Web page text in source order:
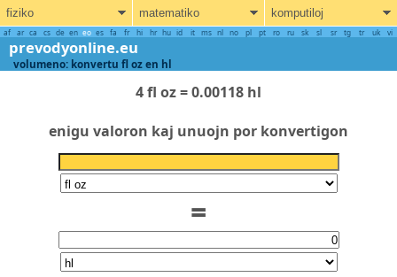
fiziko matematiko komputiloj
af ar ca cs de en eo es fa fr hi hr hu id it ms nl no pl pt ro ru sk sl sr tg tr uk vi
prevodyonline.eu
volumeno: konvertu fl oz en hl
4 fl oz = 0.00118 hl
enigu valoron kaj unuojn por konvertigon
=